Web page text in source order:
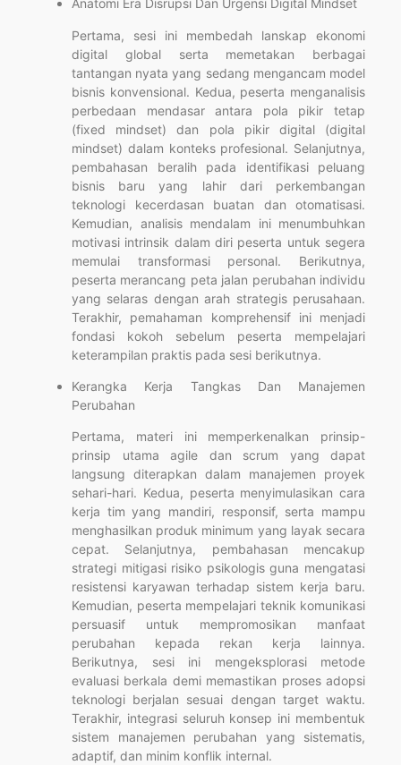
Anatomi Era Disrupsi Dan Urgensi Digital Mindset
Pertama, sesi ini membedah lanskap ekonomi
digital global serta memetakan berbagai
tantangan nyata yang sedang mengancam model
bisnis konvensional. Kedua, peserta menganalisis
perbedaan mendasar antara pola pikir tetap
(fixed mindset) dan pola pikir digital (digital
mindset) dalam konteks profesional. Selanjutnya,
pembahasan beralih pada identifikasi peluang
bisnis baru yang lahir dari perkembangan
teknologi kecerdasan buatan dan otomatisasi.
Kemudian, analisis mendalam ini menumbuhkan
motivasi intrinsik dalam diri peserta untuk segera
memulai transformasi personal. Berikutnya,
peserta merancang peta jalan perubahan individu
yang selaras dengan arah strategis perusahaan.
Terakhir, pemahaman komprehensif ini menjadi
fondasi kokoh sebelum peserta mempelajari
keterampilan praktis pada sesi berikutnya.
Kerangka Kerja Tangkas Dan Manajemen
Perubahan
Pertama, materi ini memperkenalkan prinsip-
prinsip utama agile dan scrum yang dapat
langsung diterapkan dalam manajemen proyek
sehari-hari. Kedua, peserta menyimulasikan cara
kerja tim yang mandiri, responsif, serta mampu
menghasilkan produk minimum yang layak secara
cepat. Selanjutnya, pembahasan mencakup
strategi mitigasi risiko psikologis guna mengatasi
resistensi karyawan terhadap sistem kerja baru.
Kemudian, peserta mempelajari teknik komunikasi
persuasif untuk mempromosikan manfaat
perubahan kepada rekan kerja lainnya.
Berikutnya, sesi ini mengeksplorasi metode
evaluasi berkala demi memastikan proses adopsi
teknologi berjalan sesuai dengan target waktu.
Terakhir, integrasi seluruh konsep ini membentuk
sistem manajemen perubahan yang sistematis,
adaptif, dan minim konflik internal.